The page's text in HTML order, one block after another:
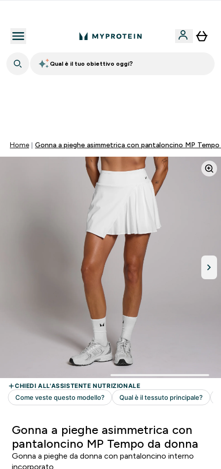
Qual è il tuo obiettivo oggi?
Home Gonna a pieghe asimmetrica con pantaloncino MP
Gonna a pieghe asimmetrica con
pantaloncino MP Tempo da donna
Gonna a pieghe da donna con pantaloncino interno
incorporato